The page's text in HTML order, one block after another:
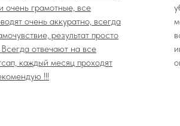
очень грамотные, все
очень аккуратно, всегда
результат просто
отвечают на все
каждый месяц проходят
!!!